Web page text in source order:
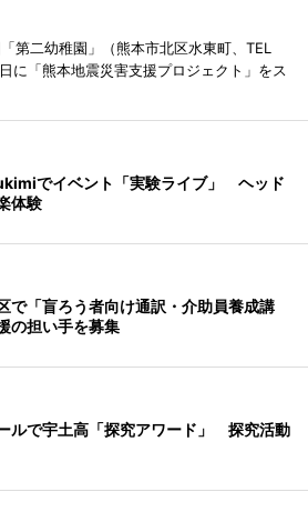
第二幼稚園」（熊本市北区水東町、TEL
「熊本地震災害支援プロジェクト」をス
でイベント「実験ライブ」 ヘッド
体験
で「盲ろう者向け通訳・介助員養成講
の担い手を募集
ルで宇土高「探究アワード」 探究活動